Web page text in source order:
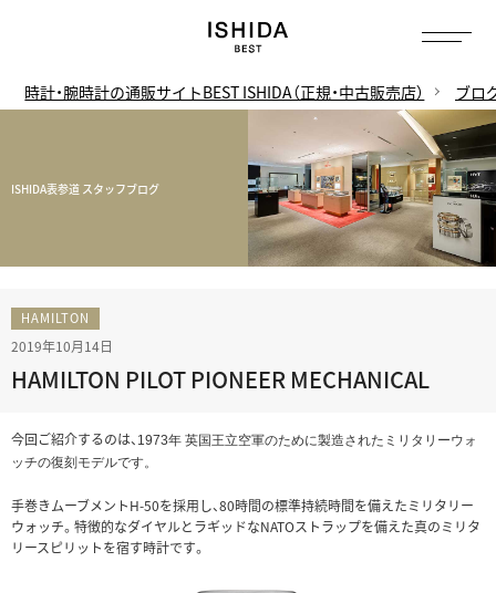
時計・腕時計の通販サイトBEST ISHIDA（正規・中古販売店） ブロ
ISHIDA表参道 スタッフブログ
HAMILTON
2019年10月14日
HAMILTON PILOT PIONEER MECHANICAL
今回ご紹介するのは、 1973年 英国王立空軍のために製造されたミリタリーウォ
ッチの復刻モデルです。
手巻きムーブメントH-50を採用し、80時間の標準持続時間を備えたミリタリー
ウォッチ。特徴的なダイヤルとラギッドなNATOストラップを備えた真のミリタ
リースピリットを宿す時計です。